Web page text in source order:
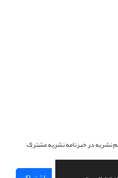
نشریه در خبرنامه نشریه مشترک